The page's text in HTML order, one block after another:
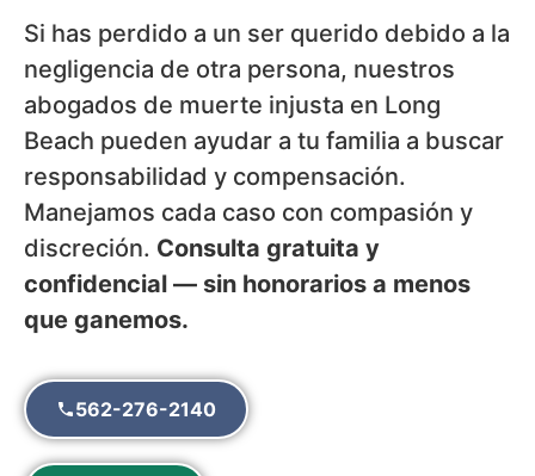
Si has perdido a un ser querido debido a la
negligencia de otra persona, nuestros
abogados de muerte injusta en Long
Beach pueden ayudar a tu familia a buscar
responsabilidad y compensación.
Manejamos cada caso con compasión y
discreción. Consulta gratuita y
confidencial — sin honorarios a menos
que ganemos.
562-276-2140